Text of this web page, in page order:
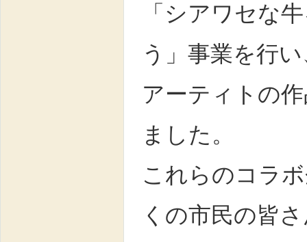
「シアワセな
う」事業を行
アーティトの
ました。
これらのコラ
くの市民の皆